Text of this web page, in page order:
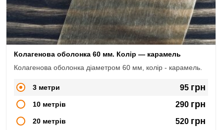
Колагенова оболонка 60 мм. Колір — карамель
Колагенова оболонка діаметром 60 мм, колір - карамель.
3 метри 95 грн
10 метрів 290 грн
20 метрів 520 грн